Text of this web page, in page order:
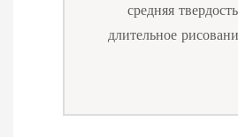
средняя
длительное